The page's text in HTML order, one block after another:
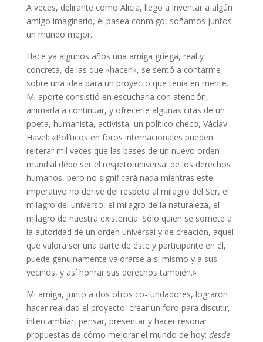
A veces, delirante como Alicia, llego a inventar a algún
amigo imaginario, él pasea conmigo, soñamos juntos
un mundo mejor.
Hace ya algunos años una amiga griega, real y
concreta, de las que «hacen», se sentó a contarme
sobre una idea para un proyecto que tenía en mente.
Mi aporte consistió en escucharla con atención,
animarla a continuar, y ofrecerle algunas citas de un
poeta, humanista, activista, un político checo, Václav
Havel: «Políticos en foros internacionales pueden
reiterar mil veces que las bases de un nuevo orden
mundial debe ser el respeto universal de los derechos
humanos, pero no significará nada mientras este
imperativo no derive del respeto al milagro del Ser, el
milagro del universo, el milagro de la naturaleza, el
milagro de nuestra existencia. Sólo quien se somete a
la autoridad de un orden universal y de creación, aquel
que valora ser una parte de éste y participante en él,
puede genuinamente valorarse a sí mismo y a sus
vecinos, y así honrar sus derechos también.»
Mi amiga, junto a dos otros co-fundadores, lograron
hacer realidad el proyecto: crear un foro para discutir,
intercambiar, pensar, presentar y hacer resonar
propuestas de cómo mejorar el mundo de hoy: desde